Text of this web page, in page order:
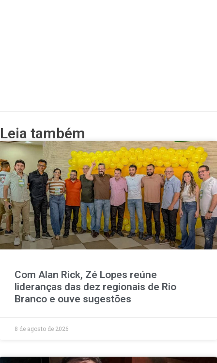
Leia também
Com Alan Rick, Zé Lopes reúne
lideranças das dez regionais de Rio
Branco e ouve sugestões
8 de agosto de 2026